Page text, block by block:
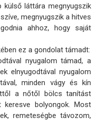
láttára megnyugszik
megnyugszik a hitves
ahhoz, hogy saját
ez a gondolat támadt:
nyugalom támad, a
elnyugodtával nyugalom
minden vágy és kín
a nőtől bölcs tanítást
keresve bolyongok. Most
remeteségbe távozom,